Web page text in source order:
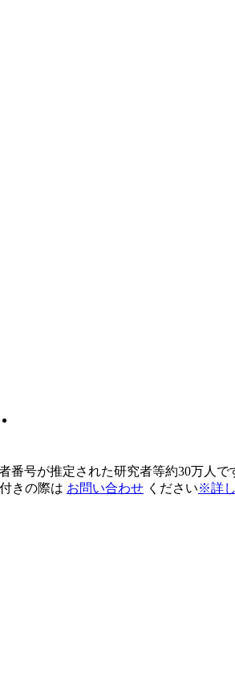
番号が推定された研究者等約30万人で
きの際は お問い合わせ ください※詳